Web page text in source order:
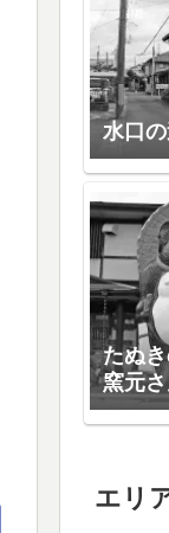
水口
たぬ
窯元
エリ